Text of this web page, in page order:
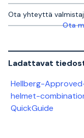
Ota yhteyttä
Ota
Ladattavat
Hellberg-
helmet-
QuickGuide